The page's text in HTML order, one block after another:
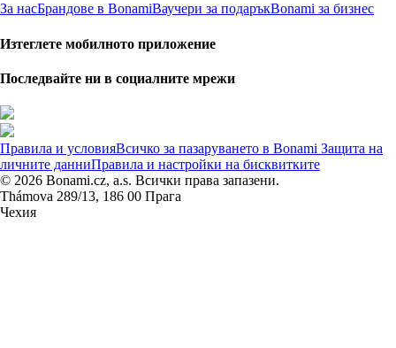
За насБрандове в BonamiВаучери за подаръкBonami за бизнес
Изтеглете мобилното приложение
Последвайте ни в социалните мрежи
Правила и условияВсичко за пазаруването в Bonami Защита на
личните данниПравила и настройки на бисквитките
© 2026 Bonami.cz, a.s. Всички права запазени.
Thámova 289/13, 186 00 Прага
Чехия